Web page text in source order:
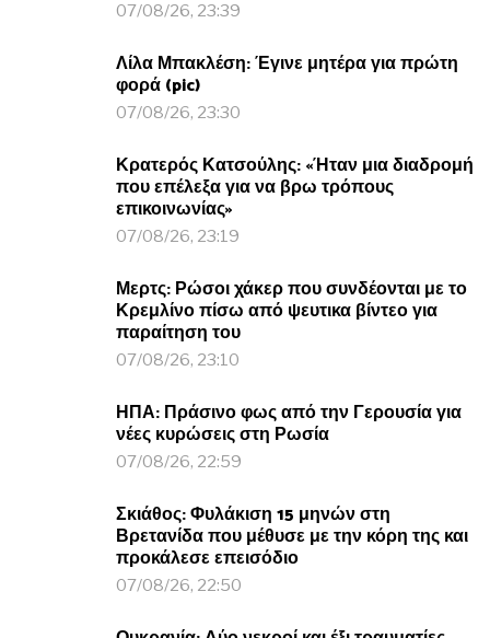
07/08/26, 23:39
Λίλα Μπακλέση: Έγινε μητέρα για πρώτη
φορά (pic)
07/08/26, 23:30
Κρατερός Κατσούλης: «Ήταν μια διαδρομή
που επέλεξα για να βρω τρόπους
επικοινωνίας»
07/08/26, 23:19
Μερτς: Ρώσοι χάκερ που συνδέονται με το
Κρεμλίνο πίσω από ψευτικα βίντεο για
παραίτηση του
07/08/26, 23:10
ΗΠΑ: Πράσινο φως από την Γερουσία για
νέες κυρώσεις στη Ρωσία
07/08/26, 22:59
Σκιάθος: Φυλάκιση 15 μηνών στη
Βρετανίδα που μέθυσε με την κόρη της και
προκάλεσε επεισόδιο
07/08/26, 22:50